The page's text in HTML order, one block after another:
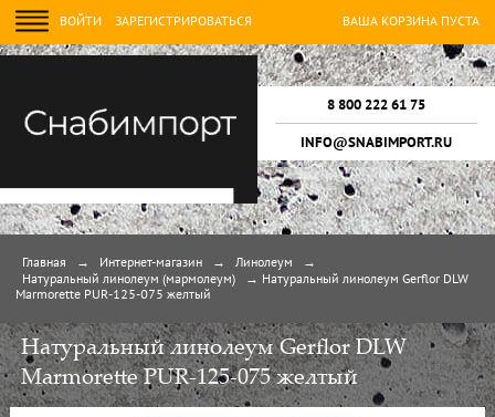
ВОЙТИ ЗАРЕГИСТРИРОВАТЬСЯ ВАША КОРЗИНА ПУСТА
8 800 222 61 75
INFO@SNABIMPORT.RU
Главная → Интернет-магазин → Линолеум
→
Натуральный линолеум (мармолеум)
→
Натуральный линолеум Gerflor DLW
Marmorette PUR-125-075 желтый
Натуральный линолеум Gerflor DLW
Marmorette PUR-125-075 желтый